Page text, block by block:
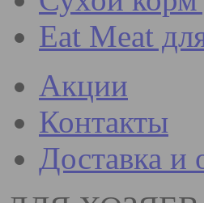
Eat Meat
Акции
Контакты
Доставка и